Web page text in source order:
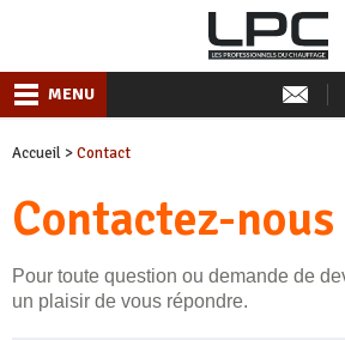
MENU
Accueil >Contact
Contactez-nous
Pour toute question ou demande de
un plaisir de vous répondre.